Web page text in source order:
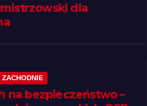
dla
na bezpieczeństwo –